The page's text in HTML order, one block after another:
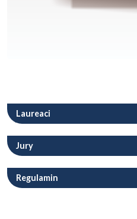
Laureaci
Jury
Regulamin